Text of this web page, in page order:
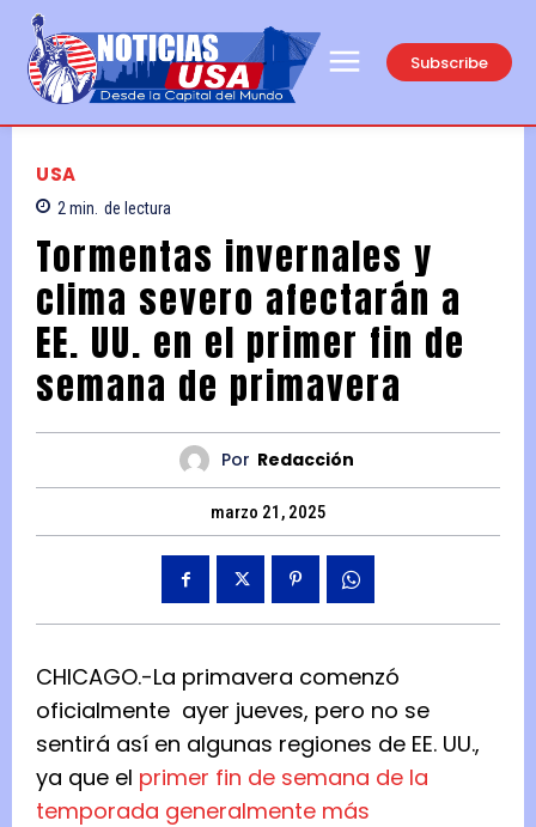
Subscribe
USA
2 min. de lectura
Tormentas invernales y
clima severo afectarán a
EE. UU. en el primer fin de
semana de primavera
Por Redacción
marzo 21, 2025
CHICAGO.-La primavera comenzó
oficialmente ayer jueves, pero no se
sentirá así en algunas regiones de EE. UU.,
ya que el primer fin de semana de la
temporada generalmente más